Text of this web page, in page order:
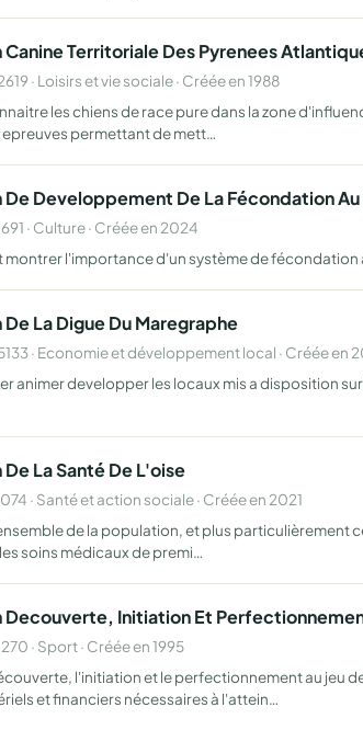
Territoriale Des Pyrenees
· Loisirs et vie sociale · Créée en 1988
les chiens de race pure dans la zone
permettant de mett…
Developpement De La Fécondation Au
· Culture · Créée en 2024
montrer l'importance d'un système de fécondation
La Digue Du Maregraphe
· Economie et développement local · Créée en
animer developper les locaux mis a disposition
La Santé De L'oise
· Santé et action sociale · Créée en 2021
de la population, et plus particulièrement
soins médicaux de premi…
Decouverte, Initiation Et
· Sport · Créée en 1995
l'initiation et le perfectionnement au jeu
et financiers nécessaires à l'attein…